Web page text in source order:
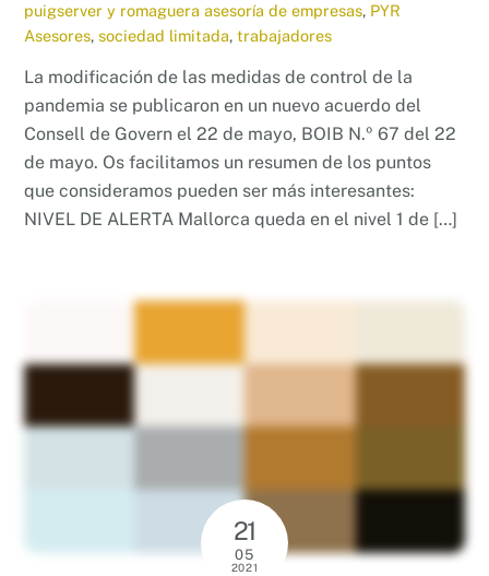
puigserver y romaguera asesoría de empresas, PYR
Asesores,sociedad limitada,trabajadores
La modificación de las medidas de control de la
pandemia se publicaron en un nuevo acuerdo del
Consell de Govern el 22 de mayo, BOIB N.º 67 del 22
de mayo. Os facilitamos un resumen de los puntos
que consideramos pueden ser más interesantes:
NIVEL DE ALERTA Mallorca queda en el nivel 1 de […]
21
05
2021